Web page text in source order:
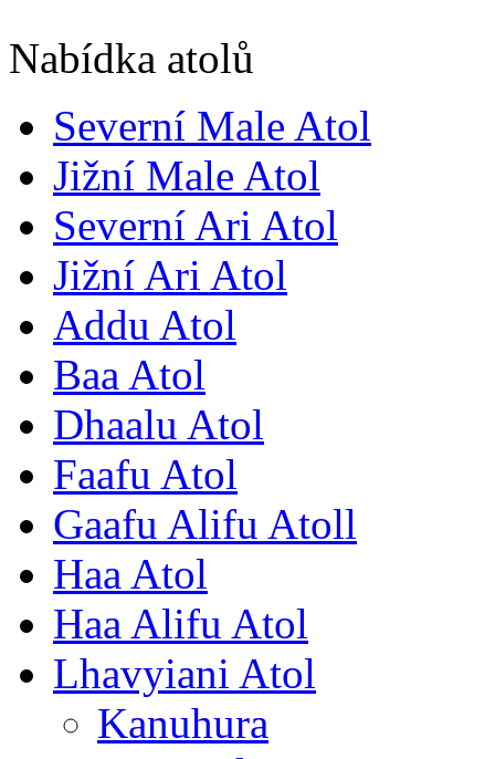
Nabídka atolů
Severní Male Atol
Jižní Male Atol
Severní Ari Atol
Jižní Ari Atol
Addu Atol
Baa Atol
Dhaalu Atol
Faafu Atol
Gaafu Alifu Atoll
Haa Atol
Haa Alifu Atol
Lhavyiani Atol
Kanuhura